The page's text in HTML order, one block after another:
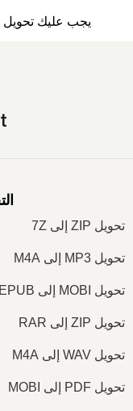
يجب عليك تحويل
تحويل ZIP إلى 7Z
تحويل MP3 إلى M4A
تحويل MOBI إلى EPUB
تحويل ZIP إلى RAR
تحويل WAV إلى M4A
تحويل PDF إلى MOBI